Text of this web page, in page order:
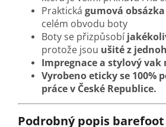
Praktická gumová obsázka
celém obvodu boty
Boty se přizpůsobí
protože jsou ušité z
Impregnace a stylový vak
Vyrobeno eticky se 100%
práce v České Republice.
Podrobný popis